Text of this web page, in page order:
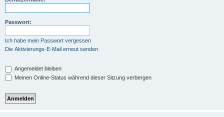
Passwort:
Ich habe mein Passwort vergessen
Die Aktivierungs-E-Mail erneut senden
Angemeldet bleiben
Meinen Online-Status während dieser Sitzung verbergen